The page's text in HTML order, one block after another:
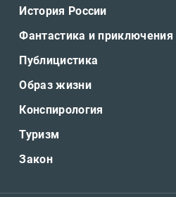
История России
Фантастика и приключения
Публицистика
Образ жизни
Конспирология
Туризм
Закон